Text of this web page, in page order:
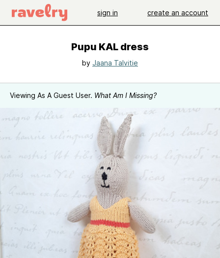
sign in create an account
Pupu KAL dress
by Jaana Talvitie
Viewing As A Guest User. What Am I Missing?